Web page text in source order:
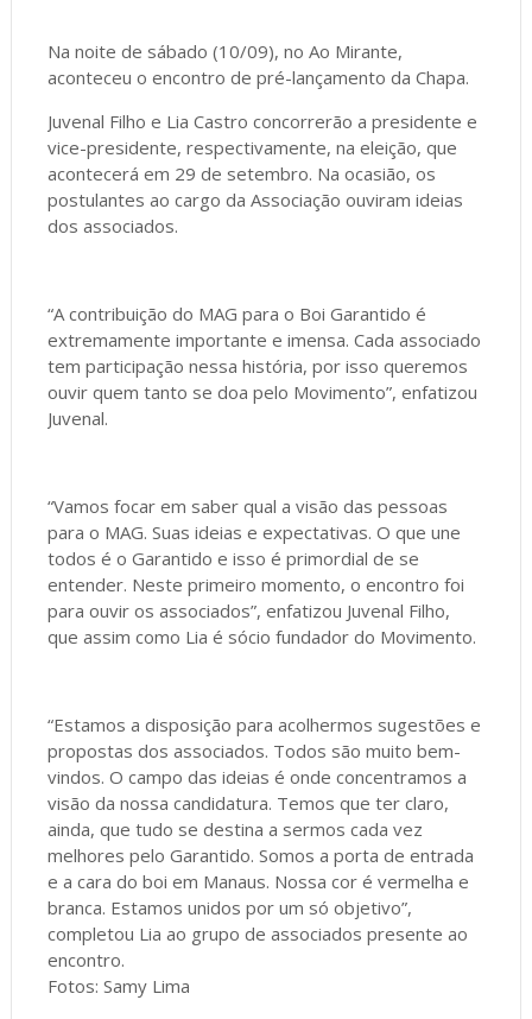
Na noite de sábado (10/09), no Ao Mirante,
aconteceu o encontro de pré-lançamento da Chapa.
Juvenal Filho e Lia Castro concorrerão a presidente e
vice-presidente, respectivamente, na eleição, que
acontecerá em 29 de setembro. Na ocasião, os
postulantes ao cargo da Associação ouviram ideias
dos associados.
“A contribuição do MAG para o Boi Garantido é
extremamente importante e imensa. Cada associado
tem participação nessa história, por isso queremos
ouvir quem tanto se doa pelo Movimento”, enfatizou
Juvenal.
“Vamos focar em saber qual a visão das pessoas
para o MAG. Suas ideias e expectativas. O que une
todos é o Garantido e isso é primordial de se
entender. Neste primeiro momento, o encontro foi
para ouvir os associados”, enfatizou Juvenal Filho,
que assim como Lia é sócio fundador do Movimento.
“Estamos a disposição para acolhermos sugestões e
propostas dos associados. Todos são muito bem-
vindos. O campo das ideias é onde concentramos a
visão da nossa candidatura. Temos que ter claro,
ainda, que tudo se destina a sermos cada vez
melhores pelo Garantido. Somos a porta de entrada
e a cara do boi em Manaus. Nossa cor é vermelha e
branca. Estamos unidos por um só objetivo”,
completou Lia ao grupo de associados presente ao
encontro.
Fotos: Samy Lima